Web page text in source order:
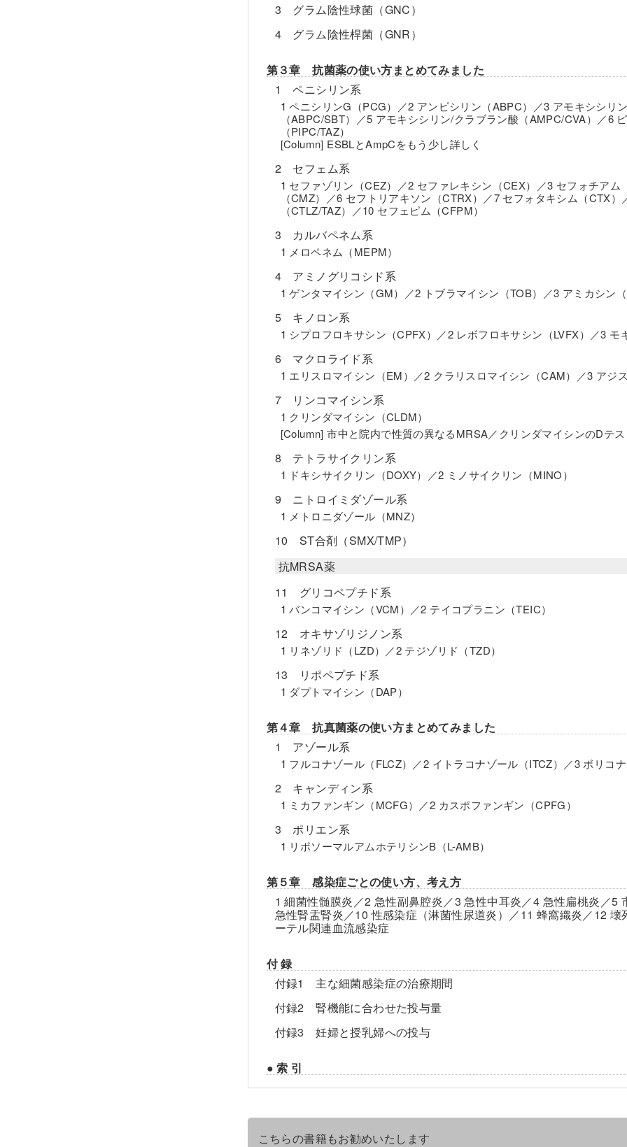
3 グラム陰性球菌（GNC）
4 グラム陰性桿菌（GNR）
第３章 抗菌薬の使い方まとめてみました
1 ペニシリン系
1 ペニシリンG（PCG）／2 アンピシリン（ABPC）／3 アモキシシリ
（ABPC/SBT）／5 アモキシシリン/クラブラン酸（AMPC/CVA）／6
（PIPC/TAZ）
[Column] ESBLとAmpCをもう少し詳しく
2 セフェム系
1 セファゾリン（CEZ）／2 セファレキシン（CEX）／3 セフォチア
（CMZ）／6 セフトリアキソン（CTRX）／7 セフォタキシム（CTX
（CTLZ/TAZ）／10 セフェピム（CFPM）
3 カルバペネム系
1 メロペネム（MEPM）
4 アミノグリコシド系
1 ゲンタマイシン（GM）／2 トブラマイシン（TOB）／3 アミカシン（
5 キノロン系
1 シプロフロキサシン（CPFX）／2 レボフロキサシン（LVFX）／3 モ
6 マクロライド系
1 エリスロマイシン（EM）／2 クラリスロマイシン（CAM）／3 アジ
7 リンコマイシン系
1 クリンダマイシン（CLDM）
[Column] 市中と院内で性質の異なるMRSA／クリンダマイシンのDテ
8 テトラサイクリン系
1 ドキシサイクリン（DOXY）／2 ミノサイクリン（MINO）
9 ニトロイミダゾール系
1 メトロニダゾール（MNZ）
10 ST合剤（SMX/TMP）
抗MRSA薬
11 グリコペプチド系
1 バンコマイシン（VCM）／2 テイコプラニン（TEIC）
12 オキサゾリジノン系
1 リネゾリド（LZD）／2 テジゾリド（TZD）
13 リポペプチド系
1 ダプトマイシン（DAP）
第４章 抗真菌薬の使い方まとめてみました
1 アゾール系
1 フルコナゾール（FLCZ）／2 イトラコナゾール（ITCZ）／3 ボリコ
2 キャンディン系
1 ミカファンギン（MCFG）／2 カスポファンギン（CPFG）
3 ポリエン系
1 リポソーマルアムホテリシンB（L-AMB）
第５章 感染症ごとの使い方、考え方
1 細菌性髄膜炎／2 急性副鼻腔炎／3 急性中耳炎／4 急性扁桃炎／
急性腎盂腎炎／10 性感染症（淋菌性尿道炎）／11 蜂窩織炎／12
ーテル関連血流感染症
付 録
付録1 主な細菌感染症の治療期間
付録2 腎機能に合わせた投与量
付録3 妊婦と授乳婦への投与
● 索 引
こちらの書籍もお勧めいたします